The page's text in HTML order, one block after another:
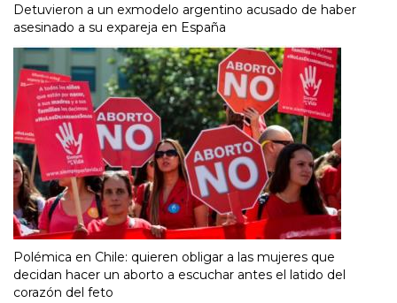
Detuvieron a un exmodelo argentino acusado de haber
asesinado a su expareja en España
Polémica en Chile: quieren obligar a las mujeres que
decidan hacer un aborto a escuchar antes el latido del
corazón del feto